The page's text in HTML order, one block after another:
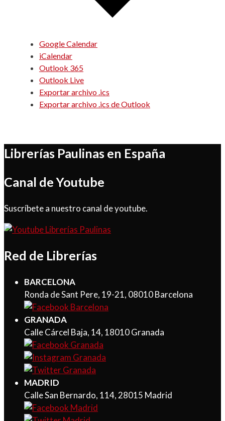
Google Calendar
iCalendar
Outlook 365
Outlook Live
Exportar archivo .ics
Exportar archivo .ics de Outlook
Librerías Paulinas en España
Canal de Youtube
Suscríbete a nuestro canal de youtube.
Red de Librerías
BARCELONA
Ronda de Sant Pere, 19-21, 08010 Barcelona
GRANADA
Calle Cárcel Baja, 14, 18010 Granada
MADRID
Calle San Bernardo, 114, 28015 Madrid